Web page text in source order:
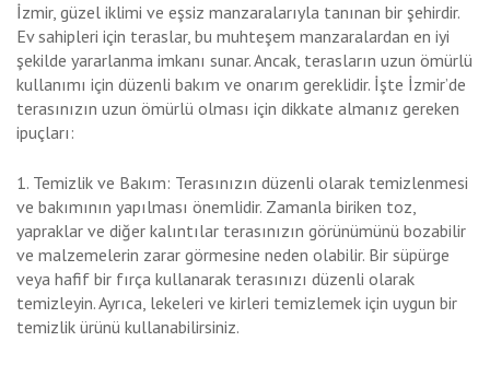
İzmir, güzel iklimi ve eşsiz manzaralarıyla tanınan bir şehirdir.
Ev sahipleri için teraslar, bu muhteşem manzaralardan en iyi
şekilde yararlanma imkanı sunar. Ancak, terasların uzun ömürlü
kullanımı için düzenli bakım ve onarım gereklidir. İşte İzmir’de
terasınızın uzun ömürlü olması için dikkate almanız gereken
ipuçları:
1. Temizlik ve Bakım: Terasınızın düzenli olarak temizlenmesi
ve bakımının yapılması önemlidir. Zamanla biriken toz,
yapraklar ve diğer kalıntılar terasınızın görünümünü bozabilir
ve malzemelerin zarar görmesine neden olabilir. Bir süpürge
veya hafif bir fırça kullanarak terasınızı düzenli olarak
temizleyin. Ayrıca, lekeleri ve kirleri temizlemek için uygun bir
temizlik ürünü kullanabilirsiniz.